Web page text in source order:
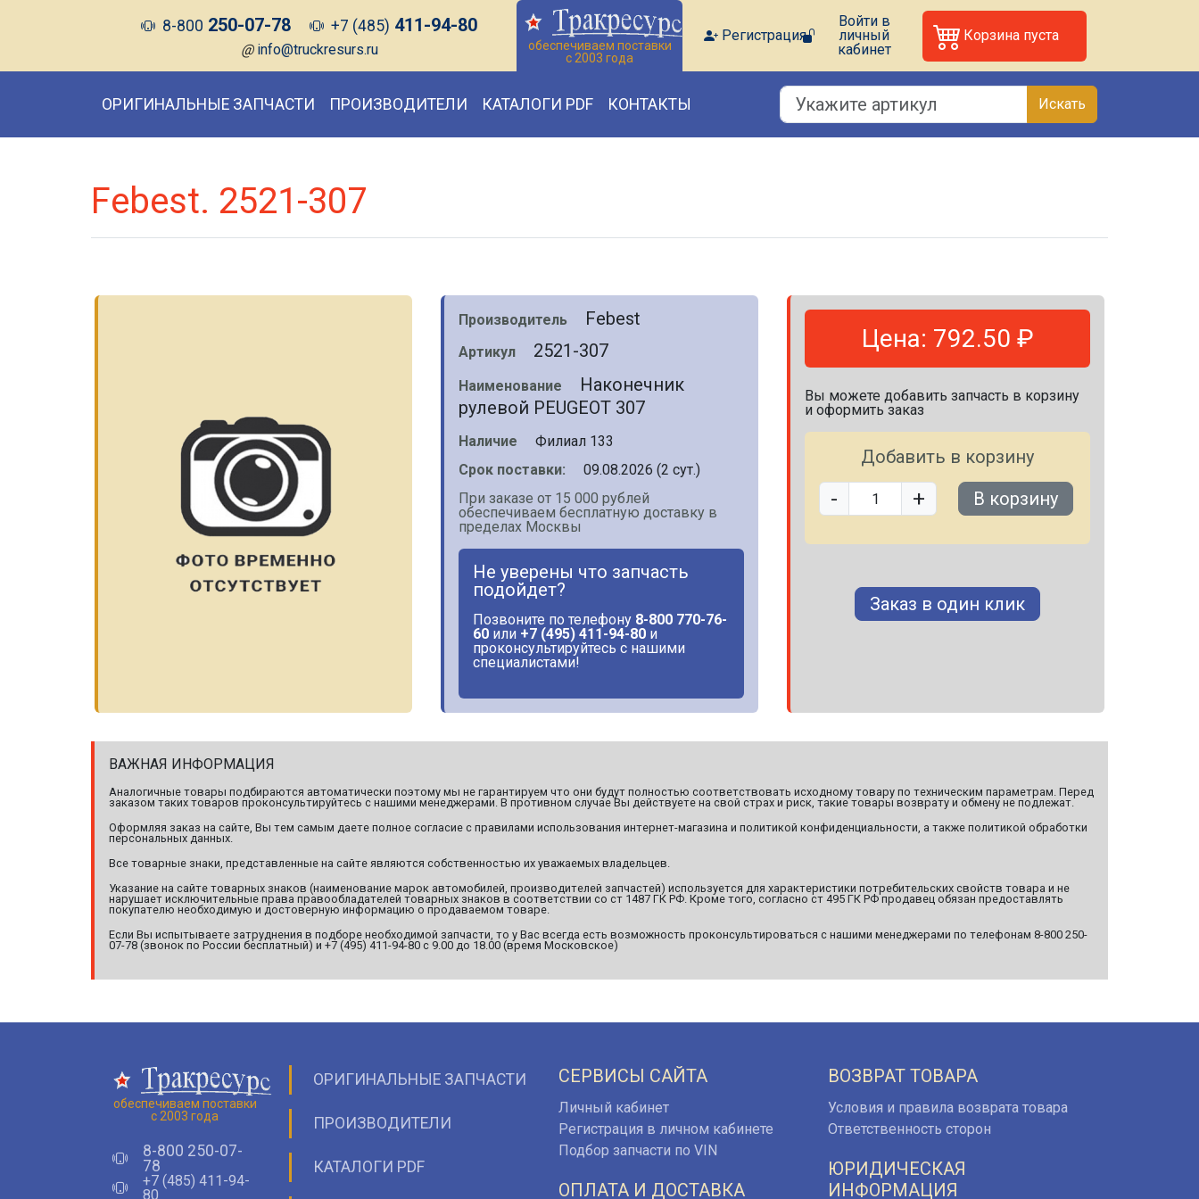
8-800 250-07-78 +7 (485) 411-94-80
@ info@truckresurs.ru
обеспечиваем поставки
с 2003 года
Регистрация
Войти в
личный
кабинет
Корзина пуста
ОРИГИНАЛЬНЫЕ ЗАПЧАСТИ ПРОИЗВОДИТЕЛИ КАТАЛОГИ PDF КОНТАКТЫ Искать
Febest. 2521-307
Производитель Febest
Артикул 2521-307
Наименование
Наконечник
рулевой PEUGEOT 307
Наличие
Филиал 133
Срок поставки:
09.08.2026 (2 сут.)
При заказе от 15 000 рублей
обеспечиваем бесплатную доставку в
пределах Москвы
Не уверены что запчасть
подойдет?
Позвоните по телефону 8-800 770-76-
60 или +7 (495) 411-94-80 и
проконсультируйтесь с нашими
специалистами!
Цена: 792.50 ₽
Вы можете добавить запчасть в корзину
и оформить заказ
Добавить в корзину
- + В корзину
Заказ в один клик
ВАЖНАЯ ИНФОРМАЦИЯ
Аналогичные товары подбираются автоматически поэтому мы не гарантируем что они будут полностью соответствовать исходному товару по техническим параметрам. Перед
заказом таких товаров проконсультируйтесь с нашими менеджерами. В противном случае Вы действуете на свой страх и риск, такие товары возврату и обмену не подлежат.
Оформляя заказ на сайте, Вы тем самым даете полное согласие с правилами использования интернет-магазина и политикой конфиденциальности, а также политикой обработки
персональных данных.
Все товарные знаки, представленные на сайте являются собственностью их уважаемых владельцев.
Указание на сайте товарных знаков (наименование марок автомобилей, производителей запчастей) используется для характеристики потребительских свойств товара и не
нарушает исключительные права правообладателей товарных знаков в соответствии со ст 1487 ГК РФ. Кроме того, согласно ст 495 ГК РФ продавец обязан предоставлять
покупателю необходимую и достоверную информацию о продаваемом товаре.
Если Вы испытываете затруднения в подборе необходимой запчасти, то у Вас всегда есть возможность проконсультироваться с нашими менеджерами по телефонам 8-800 250-
07-78 (звонок по России бесплатный) и +7 (495) 411-94-80 с 9.00 до 18.00 (время Московское)
обеспечиваем поставки
с 2003 года
8-800 250-07-
78
+7 (485) 411-94-
80
ОРИГИНАЛЬНЫЕ ЗАПЧАСТИ
ПРОИЗВОДИТЕЛИ
КАТАЛОГИ PDF
СЕРВИСЫ САЙТА
Личный кабинет
Регистрация в личном кабинете
Подбор запчасти по VIN
ОПЛАТА И ДОСТАВКА
ВОЗВРАТ ТОВАРА
Условия и правила возврата товара
Ответственность сторон
ЮРИДИЧЕСКАЯ
ИНФОРМАЦИЯ